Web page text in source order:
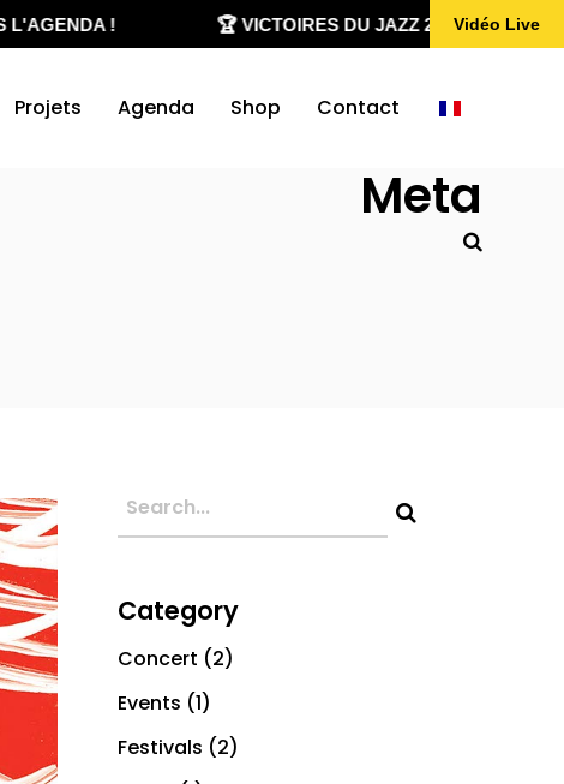
! 🏆 VICTOIRES DU JAZZ 2020-2026Vidéo Live
Projets Agenda Shop Contact
Meta
Category
Concert (2)
Events (1)
Festivals (2)